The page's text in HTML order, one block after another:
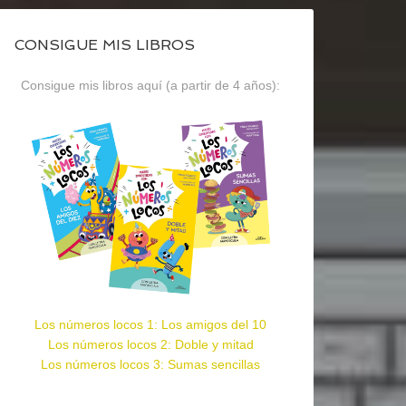
CONSIGUE MIS LIBROS
Consigue mis libros aquí (a partir de 4 años):
Los números locos 1: Los amigos del 10
Los números locos 2: Doble y mitad
Los números locos 3: Sumas sencillas